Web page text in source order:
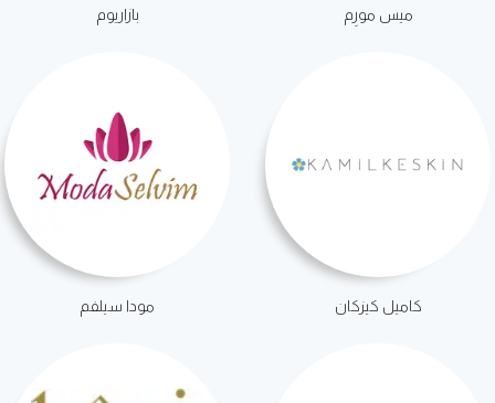
ميس مورِم بازاريوم
كاميل كيزكان مودا سيلفم